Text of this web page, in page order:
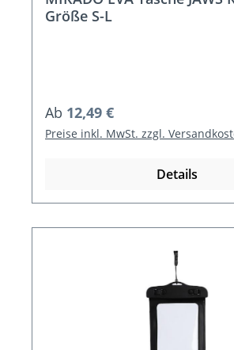
Größe S-L
Regulärer Preis:
Ab 12,49 €
Preise inkl. MwSt. zzgl.
Details